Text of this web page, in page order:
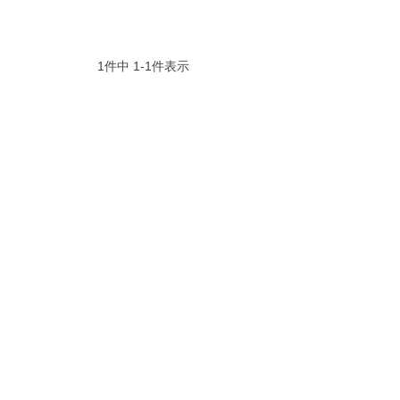
1件中 1-1件表示